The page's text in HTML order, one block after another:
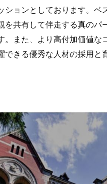
ョンとしております。ベ
を共有して伴走する真の
。また、より高付加価値な
きる優秀な人材の採用と